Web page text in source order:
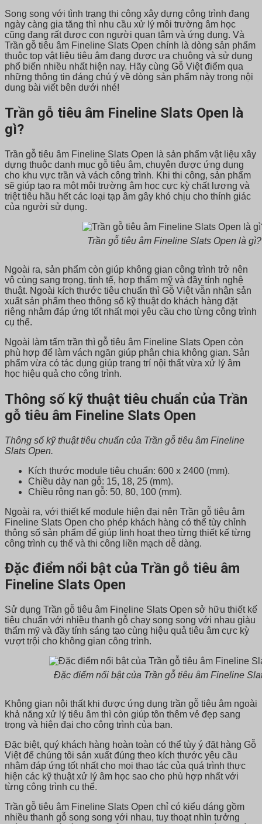
Song song với tình trạng thi công xây dựng công trình đang
ngày càng gia tăng thì nhu cầu xử lý môi trường âm học
cũng đang rất được con người quan tâm và ứng dụng. Và
Trần gỗ tiêu âm Fineline Slats Open chính là dòng sản phẩm
thuộc top vật liệu tiêu âm đang được ưa chuộng và sử dụng
phổ biến nhiều nhất hiện nay. Hãy cùng Gỗ Việt điểm qua
những thông tin đáng chú ý về dòng sản phẩm này trong nội
dung bài viết bên dưới nhé!
Trần gỗ tiêu âm Fineline Slats Open là
gì?
Trần gỗ tiêu âm Fineline Slats Open là sản phẩm vật liệu xây
dựng thuộc danh mục gỗ tiêu âm, chuyên được ứng dụng
cho khu vực trần và vách công trình. Khi thi công, sản phẩm
sẽ giúp tạo ra một môi trường âm học cực kỳ chất lượng và
triệt tiêu hầu hết các loại tạp âm gây khó chịu cho thính giác
của người sử dụng.
Trần gỗ tiêu âm Fineline Slats Open là gì?
Ngoài ra, sản phẩm còn giúp không gian công trình trở nên
vô cùng sang trọng, tinh tế, hợp thẩm mỹ và đầy tính nghệ
thuật. Ngoài kích thước tiêu chuẩn thì Gỗ Việt vẫn nhận sản
xuất sản phẩm theo thông số kỹ thuật do khách hàng đặt
riêng nhằm đáp ứng tốt nhất mọi yêu cầu cho từng công trình
cụ thể.
Ngoài làm tấm trần thì gỗ tiêu âm Fineline Slats Open còn
phù hợp để làm vách ngăn giúp phân chia không gian. Sản
phẩm vừa có tác dụng giúp trang trí nội thất vừa xử lý âm
học hiệu quả cho công trình.
Thông số kỹ thuật tiêu chuẩn của Trần
gỗ tiêu âm Fineline Slats Open
Thông số kỹ thuật tiêu chuẩn của Trần gỗ tiêu âm Fineline
Slats Open.
Kích thước module tiêu chuẩn: 600 x 2400 (mm).
Chiều dày nan gỗ: 15, 18, 25 (mm).
Chiều rộng nan gỗ: 50, 80, 100 (mm).
Ngoài ra, với thiết kế module hiện đại nên Trần gỗ tiêu âm
Fineline Slats Open cho phép khách hàng có thể tùy chỉnh
thông số sản phẩm để giúp linh hoạt theo từng thiết kế từng
công trình cụ thể và thi công liền mạch dễ dàng.
Đặc điểm nổi bật của Trần gỗ tiêu âm
Fineline Slats Open
Sử dụng Trần gỗ tiêu âm Fineline Slats Open sở hữu thiết kế
tiêu chuẩn với nhiều thanh gỗ chạy song song với nhau giàu
thẩm mỹ và đầy tính sáng tạo cùng hiệu quả tiêu âm cực kỳ
vượt trội cho không gian công trình.
Đặc điểm nổi bật của Trần gỗ tiêu âm Fineline
Không gian nội thất khi được ứng dụng trần gỗ tiêu âm ngoài
khả năng xử lý tiêu âm thì còn giúp tôn thêm vẻ đẹp sang
trọng và hiện đại cho công trình của bạn.
Đặc biệt, quý khách hàng hoàn toàn có thể tùy ý đặt hàng Gỗ
Việt để chúng tôi sản xuất đúng theo kích thước yêu cầu
nhằm đáp ứng tốt nhất cho mọi thao tác của quá trình thực
hiện các kỹ thuật xử lý âm học sao cho phù hợp nhất với
từng công trình cụ thể.
Trần gỗ tiêu âm Fineline Slats Open chỉ có kiểu dáng gồm
nhiều thanh gỗ song song với nhau, tuy thoạt nhìn tưởng